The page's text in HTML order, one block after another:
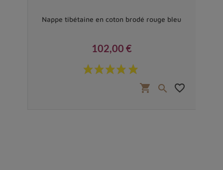
Nappe tibétaine en coton brodé rouge bleu
Prix
102,00 €
shopping_cart  favorite_border